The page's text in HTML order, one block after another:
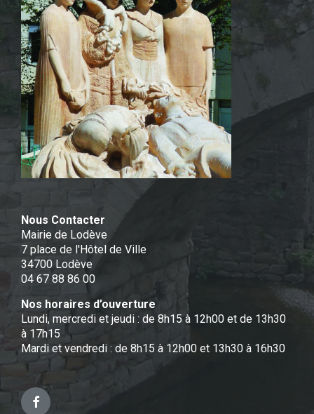
Nous Contacter
Mairie de Lodève
7 place de l'Hôtel de Ville
34700 Lodève
04 67 88 86 00
Nos horaires d’ouverture
Lundi, mercredi et jeudi : de 8h15 à 12h00 et de 13h30
à 17h15
Mardi et vendredi : de 8h15 à 12h00 et 13h30 à 16h30
Facebook